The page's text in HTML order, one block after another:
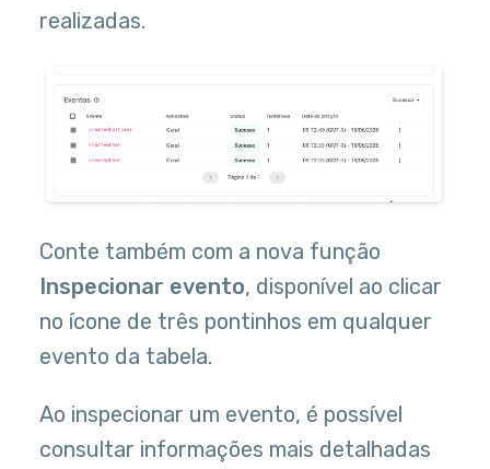
realizadas.
Conte também com a nova função
Inspecionar evento, disponível ao clicar
no ícone de três pontinhos em qualquer
evento da tabela.
Ao inspecionar um evento, é possível
consultar informações mais detalhadas